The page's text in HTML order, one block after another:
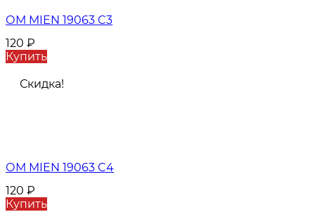
ОМ MIEN 19063 C3
120 ₽
Купить
Скидка!
ОМ MIEN 19063 C4
120 ₽
Купить